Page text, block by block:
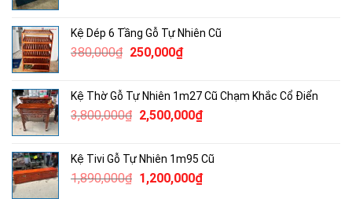
4,600,000₫.là:
Kệ Dép 6 Tầng Gỗ Tự Nhiên Cũ
380,000₫ Giá
380,000₫.
250,000₫Giá
là:
250,000₫.
Kệ Thờ Gỗ Tự Nhiên 1m27 Cũ Chạm Khắc Cổ Điển
3,800,000₫ Giá
3,800,000₫.
2,500,000₫Giá
là:
2,500,000₫.
Kệ Tivi Gỗ Tự Nhiên 1m95 Cũ
1,890,000₫ Giá
1,200,000₫Giá